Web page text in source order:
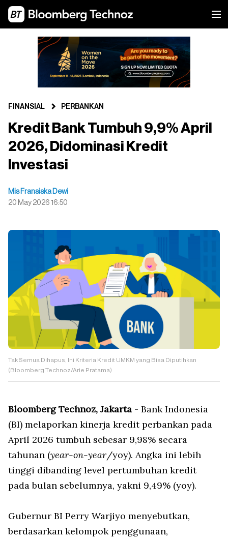
FINANSIAL PERBANKAN
Kredit Bank Tumbuh 9,9% April
2026, Didominasi Kredit
Investasi
Mis Fransiska Dewi
20 May 2026 16:50
Tak Semua Dihapus, Ini Kriteria Kredit UMKM yang Bisa Diputihkan
(Bloomberg Technoz/Arie Pratama)
Bloomberg Technoz, Jakarta - Bank Indonesia
(BI) melaporkan kinerja kredit perbankan pada
April 2026 tumbuh sebesar 9,98% secara
tahunan (year-on-year/yoy). Angka ini lebih
tinggi dibanding level pertumbuhan kredit
pada bulan sebelumnya, yakni 9,49% (yoy).
Gubernur BI Perry Warjiyo menyebutkan,
berdasarkan kelompok penggunaan,